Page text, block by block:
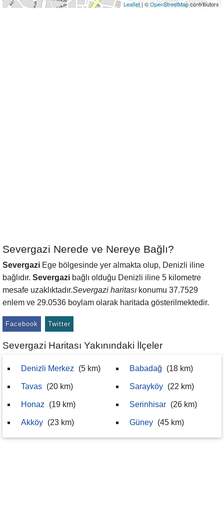
Leaflet| ©OpenStreetMapcontributors
Severgazi Nerede ve Nereye Bağlı?
Severgazi Ege bölgesinde yer almakta olup, Denizli iline
bağlıdır. Severgazi bağlı olduğu Denizli iline 5 kilometre
mesafe uzaklıktadır.Severgazi haritası konumu 37.7529
enlem ve 29.0536 boylam olarak haritada gösterilmektedir.
Facebook Twitter
Severgazi Haritası Yakınındaki İlçeler
Denizli Merkez (5 km)
Tavas (20 km)
Honaz (19 km)
Akköy (23 km)
Babadağ (18 km)
Sarayköy (22 km)
Serinhisar (26 km)
Güney (45 km)